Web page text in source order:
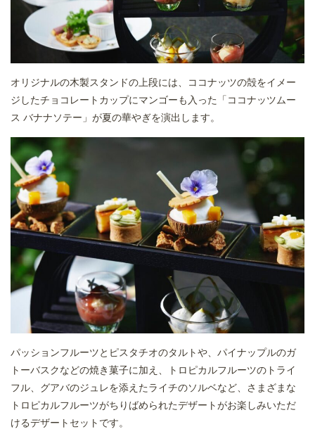
オリジナルの木製スタンドの上段には、ココナッツの殻をイメー
ジしたチョコレートカップにマンゴーも入った「ココナッツムー
ス バナナソテー」が夏の華やぎを演出します。
パッションフルーツとピスタチオのタルトや、パイナップルのガ
トーバスクなどの焼き菓子に加え、トロピカルフルーツのトライ
フル、グアバのジュレを添えたライチのソルベなど、さまざまな
トロピカルフルーツがちりばめられたデザートがお楽しみいただ
けるデザートセットです。